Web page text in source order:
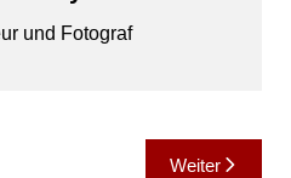
und Fotograf
Weiter